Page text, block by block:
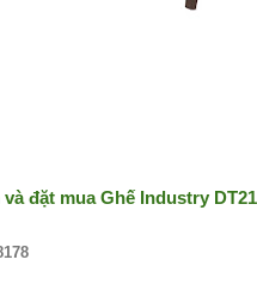
đặt muaGhế Industry